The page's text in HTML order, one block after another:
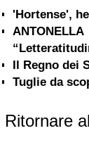
'Hortense',
Il Regno dei
Tuglie da
Ritornare